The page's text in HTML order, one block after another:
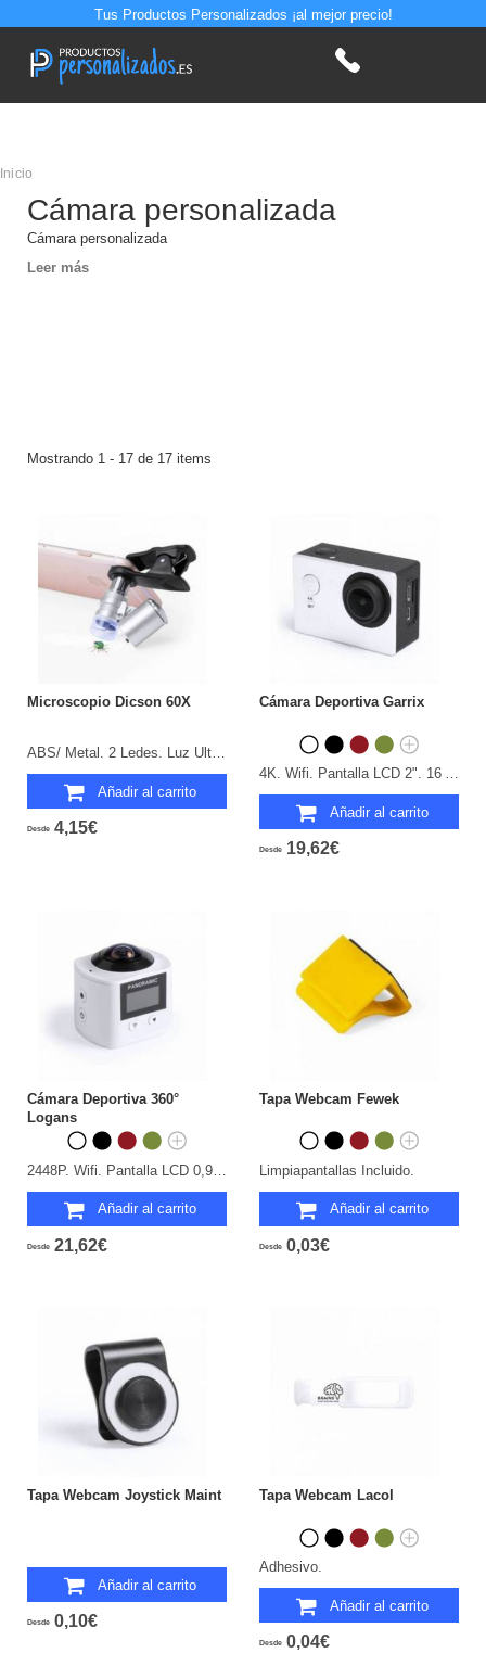
Tus Productos Personalizados ¡al mejor precio!
Inicio
Cámara personalizada
Cámara personalizada
Leer más
Mostrando 1 - 17 de 17 items
Microscopio Dicson 60X
ABS/ Metal. 2 Ledes. Luz Ultravioleta. Pilas Botón Incluidas.
Añadir al carrito
Desde 4,15€
Cámara Deportiva Garrix
4K. Wifi. Pantalla LCD 2". 16 Accesorios. Multilenguaje. Recargable USB. Cable Incluido.
Añadir al carrito
Desde 19,62€
Cámara Deportiva 360°
Logans
Añadir al carrito
Desde 21,62€
Tapa Webcam Fewek
Limpiapantallas Incluido.
Añadir al carrito
Desde 0,03€
Tapa Webcam Joystick Maint
Añadir al carrito
Desde 0,10€
Tapa Webcam Lacol
Adhesivo.
Añadir al carrito
Desde 0,04€